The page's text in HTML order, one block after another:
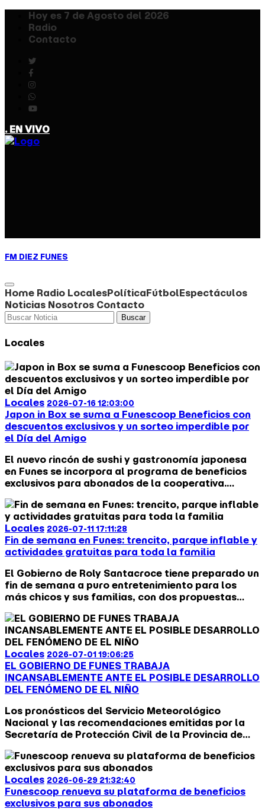
Hoy es 7 de Agosto del 2026
Radio
Contacto
. EN VIVO
FM DIEZ FUNES
Home Radio LocalesPolíticaFútbolEspectáculos
Noticias Nosotros Contacto
Buscar
Locales
Locales 2026-07-16 12:03:00
Japon in Box se suma a Funescoop Beneficios con
descuentos exclusivos y un sorteo imperdible por
el Día del Amigo
El nuevo rincón de sushi y gastronomía japonesa
en Funes se incorpora al programa de beneficios
exclusivos para abonados de la cooperativa.
especial en redes junto a la vinoteca Viso.
Locales 2026-07-11 17:11:28
Fin de semana en Funes: trencito, parque inflable y
actividades gratuitas para toda la familia
El Gobierno de Roly Santacroce tiene preparado un
fin de semana a puro entretenimiento para los
más chicos y sus familias, con dos propuestas
domingo en distintos puntos de la ciudad.
Locales 2026-07-01 19:06:25
EL GOBIERNO DE FUNES TRABAJA
INCANSABLEMENTE ANTE EL POSIBLE DESARROLLO
DEL FENÓMENO DE EL NIÑO
Los pronósticos del Servicio Meteorológico
Nacional y las recomendaciones emitidas por la
Secretaría de Protección Civil de la Provincia de
fenómeno de El Niño. Ante esta situación el
Intendente Roly Santacroce puso en marcha el
Plan para hacerle frente al fenómeno ambiental
que contempla la posibilidad de precipitaciones
intensas en cortos periodos y tormentas de gran
Locales 2026-06-29 21:32:40
Funescoop renueva su plataforma de beneficios
exclusivos para sus abonados